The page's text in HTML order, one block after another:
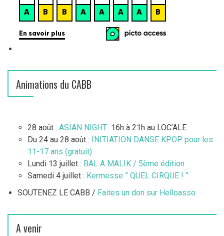
Animations du CABB
28 août : ASIAN NIGHT 16h à 21h au LOC’ALE
Du 24 au 28 août :
INITIATION DANSE KPOP pour les
11-17 ans (gratuit)
Lundi 13 juillet : BAL A MALIK / 5ème édition
Samedi 4 juillet : Kermesse ” QUEL CIRQUE ! “
SOUTENEZ LE CABB / Faites un don sur Helloasso
A venir